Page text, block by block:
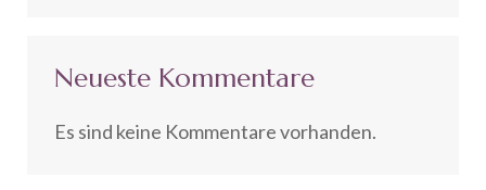
Neueste Kommentare
Es sind keine Kommentare vorhanden.